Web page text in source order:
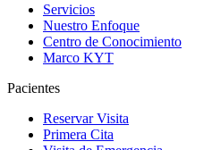
Servicios
Nuestro Enfoque
Centro de Conocimiento
Marco KYT
Pacientes
Reservar Visita
Primera Cita